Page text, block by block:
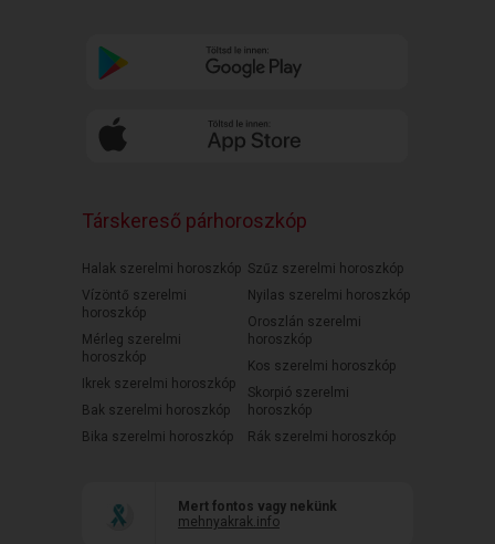
Társkereső párhoroszkóp
Halak szerelmi horoszkóp
Vízöntő szerelmi
horoszkóp
Mérleg szerelmi
horoszkóp
Ikrek szerelmi horoszkóp
Bak szerelmi horoszkóp
Bika szerelmi horoszkóp
Szűz szerelmi horoszkóp
Nyilas szerelmi horoszkóp
Oroszlán szerelmi
horoszkóp
Kos szerelmi horoszkóp
Skorpió szerelmi
horoszkóp
Rák szerelmi horoszkóp
Mert fontos vagy nekünk
mehnyakrak.info